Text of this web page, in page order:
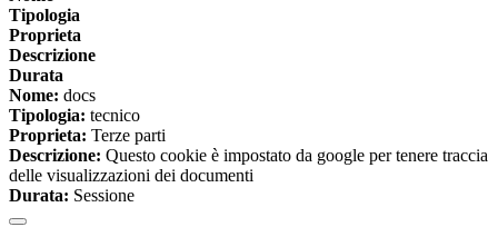
Tipologia
Proprieta
Descrizione
Durata
Nome: docs
Tipologia: tecnico
Proprieta: Terze parti
Descrizione: Questo cookie è impostato da google per tenere traccia
delle visualizzazioni dei documenti
Durata: Sessione